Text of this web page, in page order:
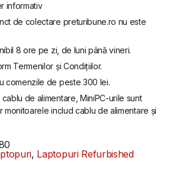
informativ
de colectare preturibune.ro nu este
8 ore pe zi, de luni până vineri.
Termenilor și Condițiilor.
comenzile de peste 300 lei.
de alimentare, MiniPC-urile sunt
monitoarele includ cablu de alimentare și
, Laptopuri Refurbished